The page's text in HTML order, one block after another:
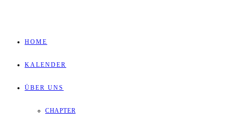
HOME
KALENDER
ÜBER UNS
CHAPTER